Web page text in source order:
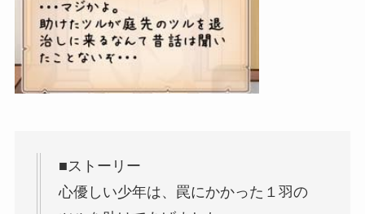
■ストーリー
心優しい少年は、罠にかかった１羽の